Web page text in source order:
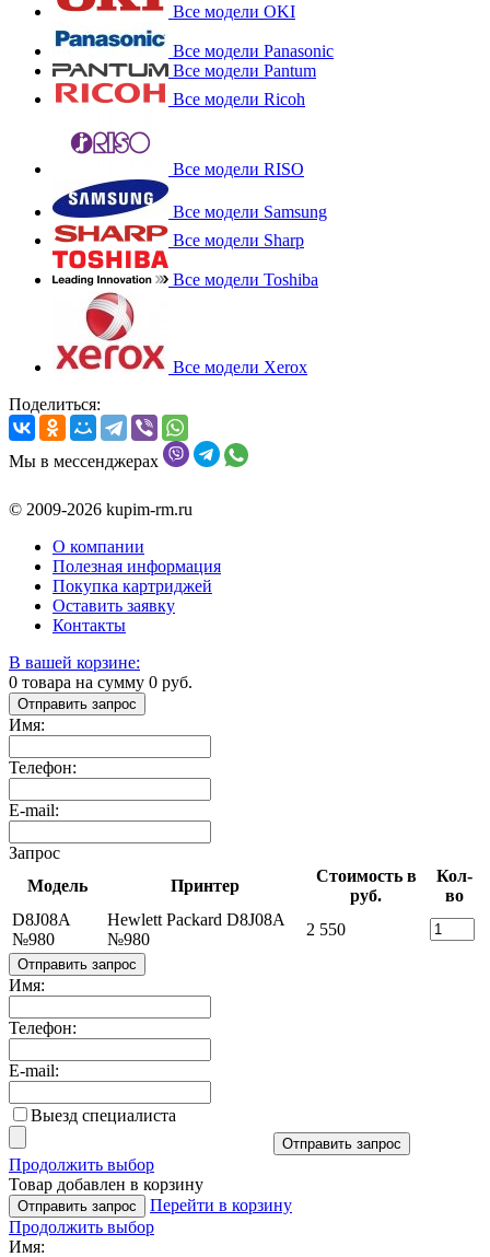
Все модели OKI
Все модели Panasonic
Все модели Pantum
Все модели Ricoh
Все модели RISO
Все модели Samsung
Все модели Sharp
Все модели Toshiba
Все модели Xerox
Поделиться:
Мы в мессенджерах
© 2009-2026 kupim-rm.ru
О компании
Полезная информация
Покупка картриджей
Оставить заявку
Контакты
В вашей корзине:
0 товара на сумму 0 руб.
Отправить запрос
Имя:
Телефон:
E-mail:
Запрос
Модель
Принтер
Стоимость в
руб.
Кол-
во
D8J08A
№980
Hewlett Packard D8J08A
№980
2 550
Отправить запрос
Имя:
Телефон:
E-mail:
Выезд специалиста
Отправить запрос
Продолжить выбор
Товар добавлен в корзину
Отправить запрос
Перейти в корзину
Продолжить выбор
Имя: